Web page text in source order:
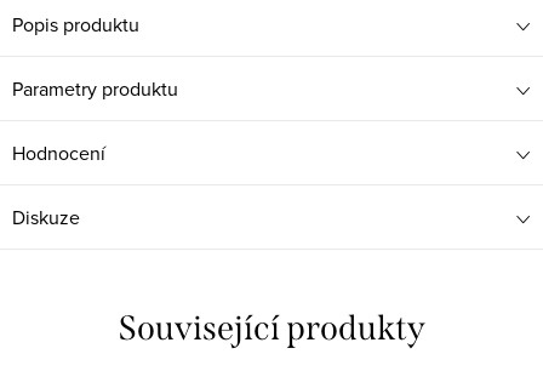
Popis produktu
Parametry produktu
Hodnocení
Diskuze
Související produkty